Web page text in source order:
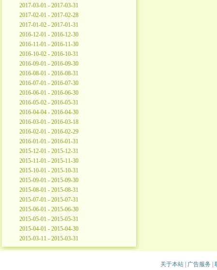
2017-03-01 - 2017-03-31
2017-02-01 - 2017-02-28
2017-01-02 - 2017-01-31
2016-12-01 - 2016-12-30
2016-11-01 - 2016-11-30
2016-10-02 - 2016-10-31
2016-09-01 - 2016-09-30
2016-08-01 - 2016-08-31
2016-07-01 - 2016-07-30
2016-06-01 - 2016-06-30
2016-05-02 - 2016-05-31
2016-04-04 - 2016-04-30
2016-03-01 - 2016-03-18
2016-02-01 - 2016-02-29
2016-01-01 - 2016-01-31
2015-12-01 - 2015-12-31
2015-11-01 - 2015-11-30
2015-10-01 - 2015-10-31
2015-09-01 - 2015-09-30
2015-08-01 - 2015-08-31
2015-07-01 - 2015-07-31
2015-06-01 - 2015-06-30
2015-05-01 - 2015-05-31
2015-04-01 - 2015-04-30
2015-03-11 - 2015-03-31
关于本站| 广告服务